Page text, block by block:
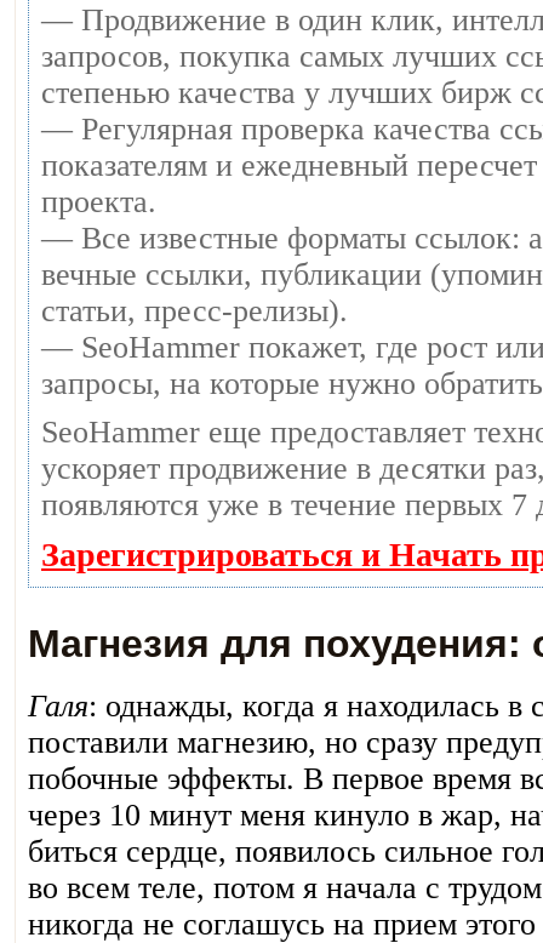
— Продвижение в один клик,
запросов, покупка самых лучших
степенью качества у лучших бирж
— Регулярная проверка качества
показателям и ежедневный пересчет
проекта.
— Все известные форматы ссылок:
вечные ссылки, публикации
статьи, пресс-релизы).
— SeoHammer покажет, где рост
запросы, на которые нужно
SeoHammer еще предоставляет
ускоряет продвижение в десятки
появляются уже в течение первых 7
Зарегистрироваться и Начать
Магнезия для
Галя: однажды, когда я находилась в
поставили магнезию, но сразу
побочные эффекты. В первое время
через 10 минут меня кинуло в жар,
биться сердце, появилось сильное
во всем теле, потом я начала с
никогда не соглашусь на прием этого